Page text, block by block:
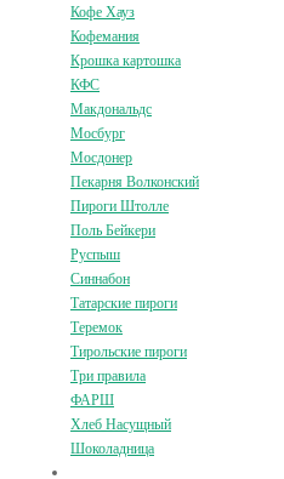
Кофе Хауз
Кофемания
Крошка картошка
КФС
Макдональдс
Мосбург
Мосдонер
Пекарня Волконский
Пироги Штолле
Поль Бейкери
Руспыш
Синнабон
Татарские пироги
Теремок
Тирольские пироги
Три правила
ФАРШ
Хлеб Насущный
Шоколадница